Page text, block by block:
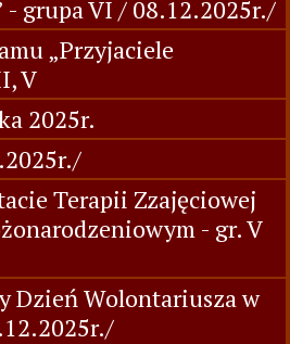
- grupa VI / 08.12.2025r./
„Przyjaciele
V
2025r.
Terapii Zzajęciowej
- gr. V
Dzień Wolontariusza w